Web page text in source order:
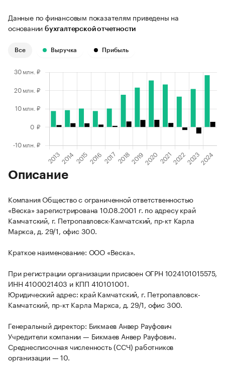
Данные по финансовым показателям приведены на
основании бухгалтерской отчетности
Все Выручка Прибыль
Описание
Компания Общество с ограниченной ответственностью
«Веска» зарегистрирована 10.08.2001 г. по адресу край
Камчатский, г. Петропавловск-Камчатский, пр-кт Карла
Маркса, д. 29/1, офис 300.
Краткое наименование: ООО «Веска».
При регистрации организации присвоен ОГРН 1024101015575,
ИНН 4100021403 и КПП 410101001.
Юридический адрес: край Камчатский, г. Петропавловск-
Камчатский, пр-кт Карла Маркса, д. 29/1, офис 300.
Генеральный директор: Бикмаев Анвер Рауфович
Учредители компании — Бикмаев Анвер Рауфович.
Среднесписочная численность (ССЧ) работников
организации — 10.